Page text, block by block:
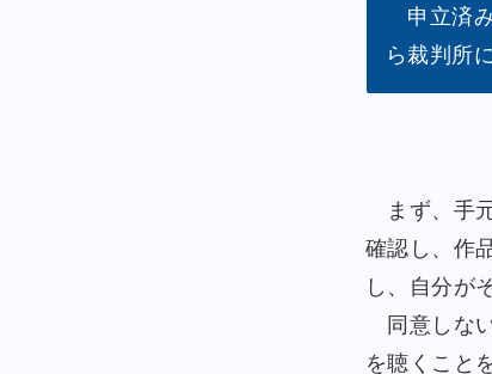
申立済
ら裁判所
まず、手
確認し、作
し、自分が
同意しな
を聴くこと